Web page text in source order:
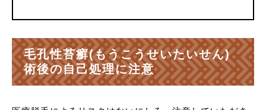
毛孔性苔癬(もうこうせいたいせん)
術後の自己処理に注意